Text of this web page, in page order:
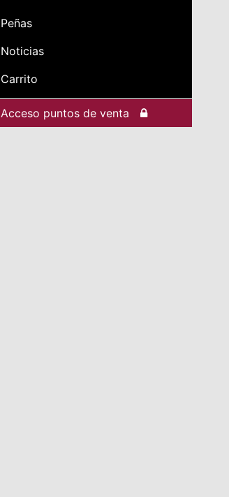
Peñas
Noticias
Carrito
Acceso puntos de venta